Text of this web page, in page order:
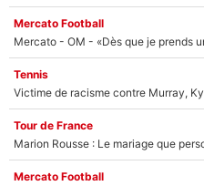
Mercato Football
Tennis
Tour de France
Marion Rousse : Le mariage que
Mercato Football